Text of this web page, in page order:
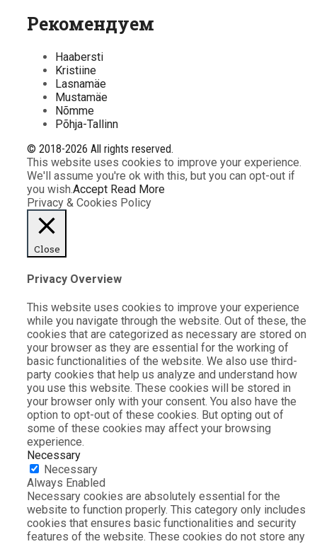
Рекомендуем
Haabersti
Kristiine
Lasnamäe
Mustamäe
Nõmme
Põhja-Tallinn
© 2018-2026 All rights reserved.
This website uses cookies to improve your experience.
We'll assume you're ok with this, but you can opt-out if
you wish.Accept Read More
Privacy & Cookies Policy
Close
Privacy Overview
This website uses cookies to improve your experience
while you navigate through the website. Out of these, the
cookies that are categorized as necessary are stored on
your browser as they are essential for the working of
basic functionalities of the website. We also use third-
party cookies that help us analyze and understand how
you use this website. These cookies will be stored in
your browser only with your consent. You also have the
option to opt-out of these cookies. But opting out of
some of these cookies may affect your browsing
experience.
Necessary
Necessary
Always Enabled
Necessary cookies are absolutely essential for the
website to function properly. This category only includes
cookies that ensures basic functionalities and security
features of the website. These cookies do not store any